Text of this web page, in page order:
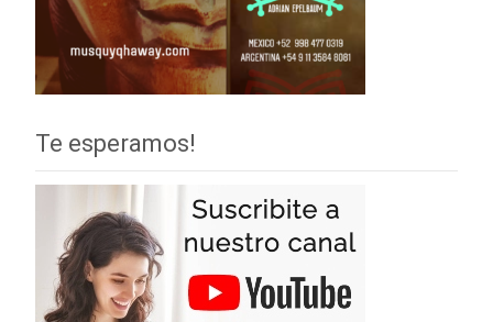
Te esperamos!